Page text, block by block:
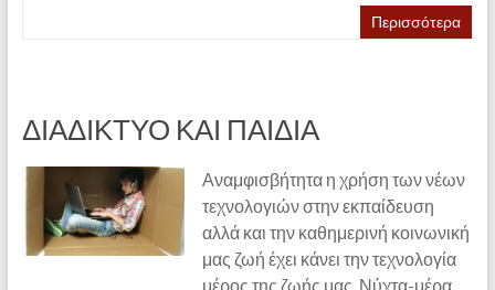
Περισσότερα
ΔΙΑΔΙΚΤΥΟ ΚΑΙ ΠΑΙΔΙΑ
Αναμφισβήτητα η χρήση των νέων
τεχνολογιών στην εκπαίδευση
αλλά και την καθημερινή κοινωνική
μας ζωή έχει κάνει την τεχνολογία
μέρος της ζωής μας. Νύχτα-μέρα